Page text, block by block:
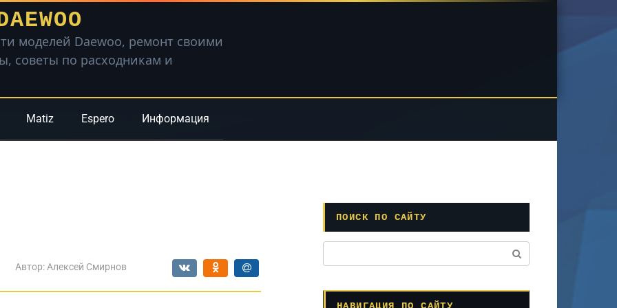
моделей Daewoo, ремонт своими
советы по расходникам и
Matiz Espero Информация
Автор: Алексей Смирнов
ПОИСК ПО САЙТУ